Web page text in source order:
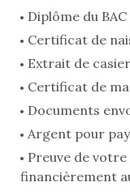
Diplôme du
Certificat de
Extrait de
Certificat de
Documents
Argent pour
Preuve de
financièrement